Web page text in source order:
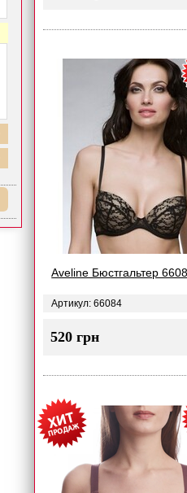
Aveline Бюстгальтер
Артикул: 66084
520 грн